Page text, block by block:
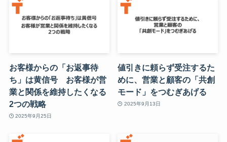
お客様からの「お返事待
ち」は黄信号 お客様が営
業と関係を維持したくなる
2つの戦略
2025年9月25日
値引きに頼らず受注するた
めに、営業と顧客の「共創
モード」をつむぎあげる
2025年9月13日